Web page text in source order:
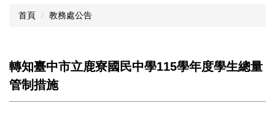
首頁 教務處公告
轉知臺中市立鹿寮國民中學115學年度學生總量
管制措施